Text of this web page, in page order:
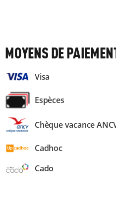
MOYENS DE
Visa
Espèces
Chèque vacance
Cadhoc
Cado